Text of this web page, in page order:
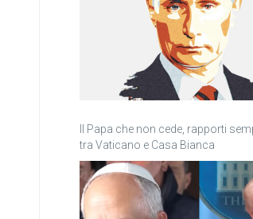
Il Papa che non cede, rapporti
tra Vaticano e Casa Bianca